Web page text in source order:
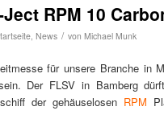
RPM 10
News / von Michael Munk
für unsere Branche in
Der FLSV in Bamberg
der gehäuselosen RPM